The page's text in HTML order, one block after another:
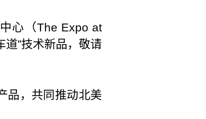
心（The Expo at
道”技术新品，敬请
品，共同推动北美